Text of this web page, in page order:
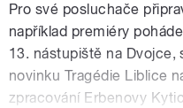
Pro své posluchače
například premiéry
13. nástupiště na Dvojce,
novinku Tragédie Liblice
zpracování Erbenovy